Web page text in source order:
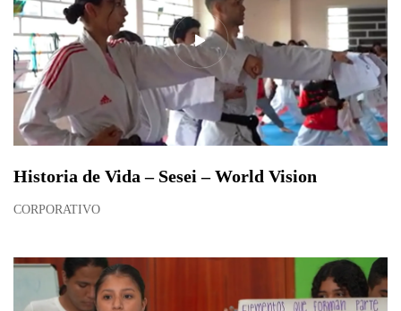
Historia de Vida – Sesei – World Vision
CORPORATIVO